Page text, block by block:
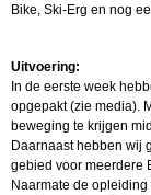
Bike, Ski-Erg en nog
Uitvoering:
In de eerste week
opgepakt (zie media).
beweging te krijgen
Daarnaast hebben wij
gebied voor meerdere
Naarmate de